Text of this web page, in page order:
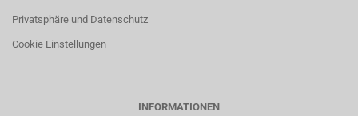
Privatsphäre und Datenschutz
Cookie Einstellungen
INFORMATIONEN